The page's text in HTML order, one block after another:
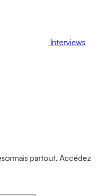
Interviews
partout. Accédez